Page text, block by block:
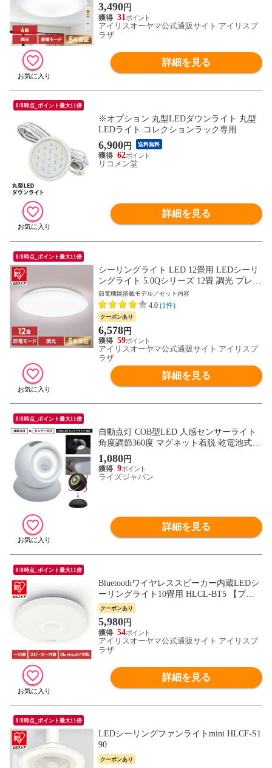
3,490円
31
アイリスオーヤマ公式通販サイト アイリスプ
ラザ
詳細を見る
8/8時点_ポイント最大11倍
※オプション 丸型LEDダウンライト 丸型
LEDライト コレクションラック専用
6,900円 送料無料
62
リコメン堂
詳細を見る
8/8時点_ポイント最大11倍
シーリングライト LED 12畳用 LEDシーリ
ングライト 5.0Qシリーズ 12畳 調光 プレー
ン CEA12D-5.0Q 【安心延長保証対象】 [家
電]
節電機能搭載モデル／セット内容
4.0 (1件)
クーポンあり
6,578円
59
アイリスオーヤマ公式通販サイト アイリスプ
ラザ
詳細を見る
8/8時点_ポイント最大11倍
自動点灯 COB型LED 人感センサーライト
角度調節360度 マグネット着脱 乾電池式【
LEDライト LEDセンサーライト 球体型 丸
型 玄関 階段 廊下 トイレ 寝室 壁 明るい 非
常灯 足元灯 コンパクト 小型 】 /60N◇ 丸
1,080円
9
ライズジャパン
詳細を見る
8/8時点_ポイント最大11倍
Bluetoothワイヤレススピーカー内蔵LEDシ
ーリングライト10畳用 HLCL-BT5 【プラ
ザセレクト】
クーポンあり
5,980円
54
アイリスオーヤマ公式通販サイト アイリスプ
ラザ
詳細を見る
8/8時点_ポイント最大11倍
LEDシーリングファンライトmini HLCF-S1
90
クーポンあり